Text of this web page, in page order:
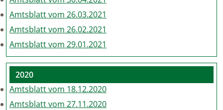
Amtsblatt vom 26.03.2021
Amtsblatt vom 26.02.2021
Amtsblatt vom 29.01.2021
2020
Amtsblatt vom 18.12.2020
Amtsblatt vom 27.11.2020